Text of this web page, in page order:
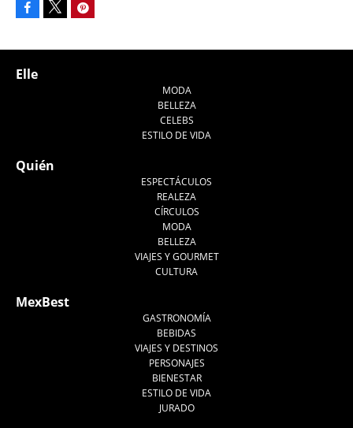
Facebook
Elle
MODA
BELLEZA
CELEBS
ESTILO DE VIDA
Quién
ESPECTÁCULOS
REALEZA
CÍRCULOS
MODA
BELLEZA
VIAJES Y GOURMET
CULTURA
MexBest
GASTRONOMÍA
BEBIDAS
VIAJES Y DESTINOS
PERSONAJES
BIENESTAR
ESTILO DE VIDA
JURADO